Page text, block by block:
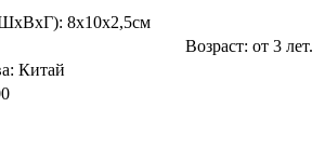
8х10х2,5cм
Возраст: от 3 лет.
Китай